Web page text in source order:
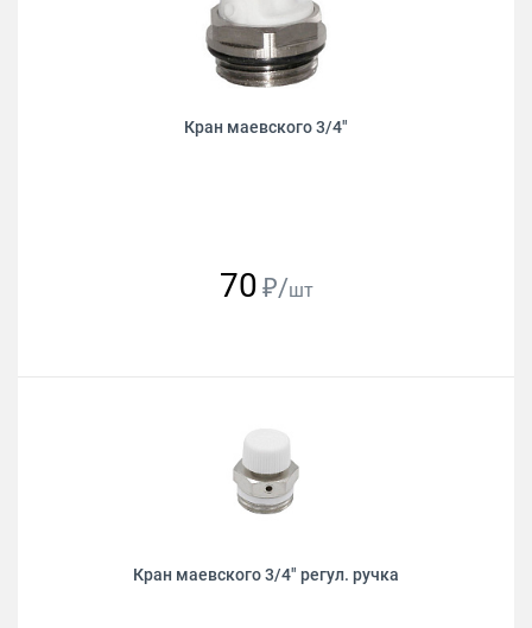
Кран маевского 3/4"
70 ₽/шт
Кран маевского 3/4" регул. ручка